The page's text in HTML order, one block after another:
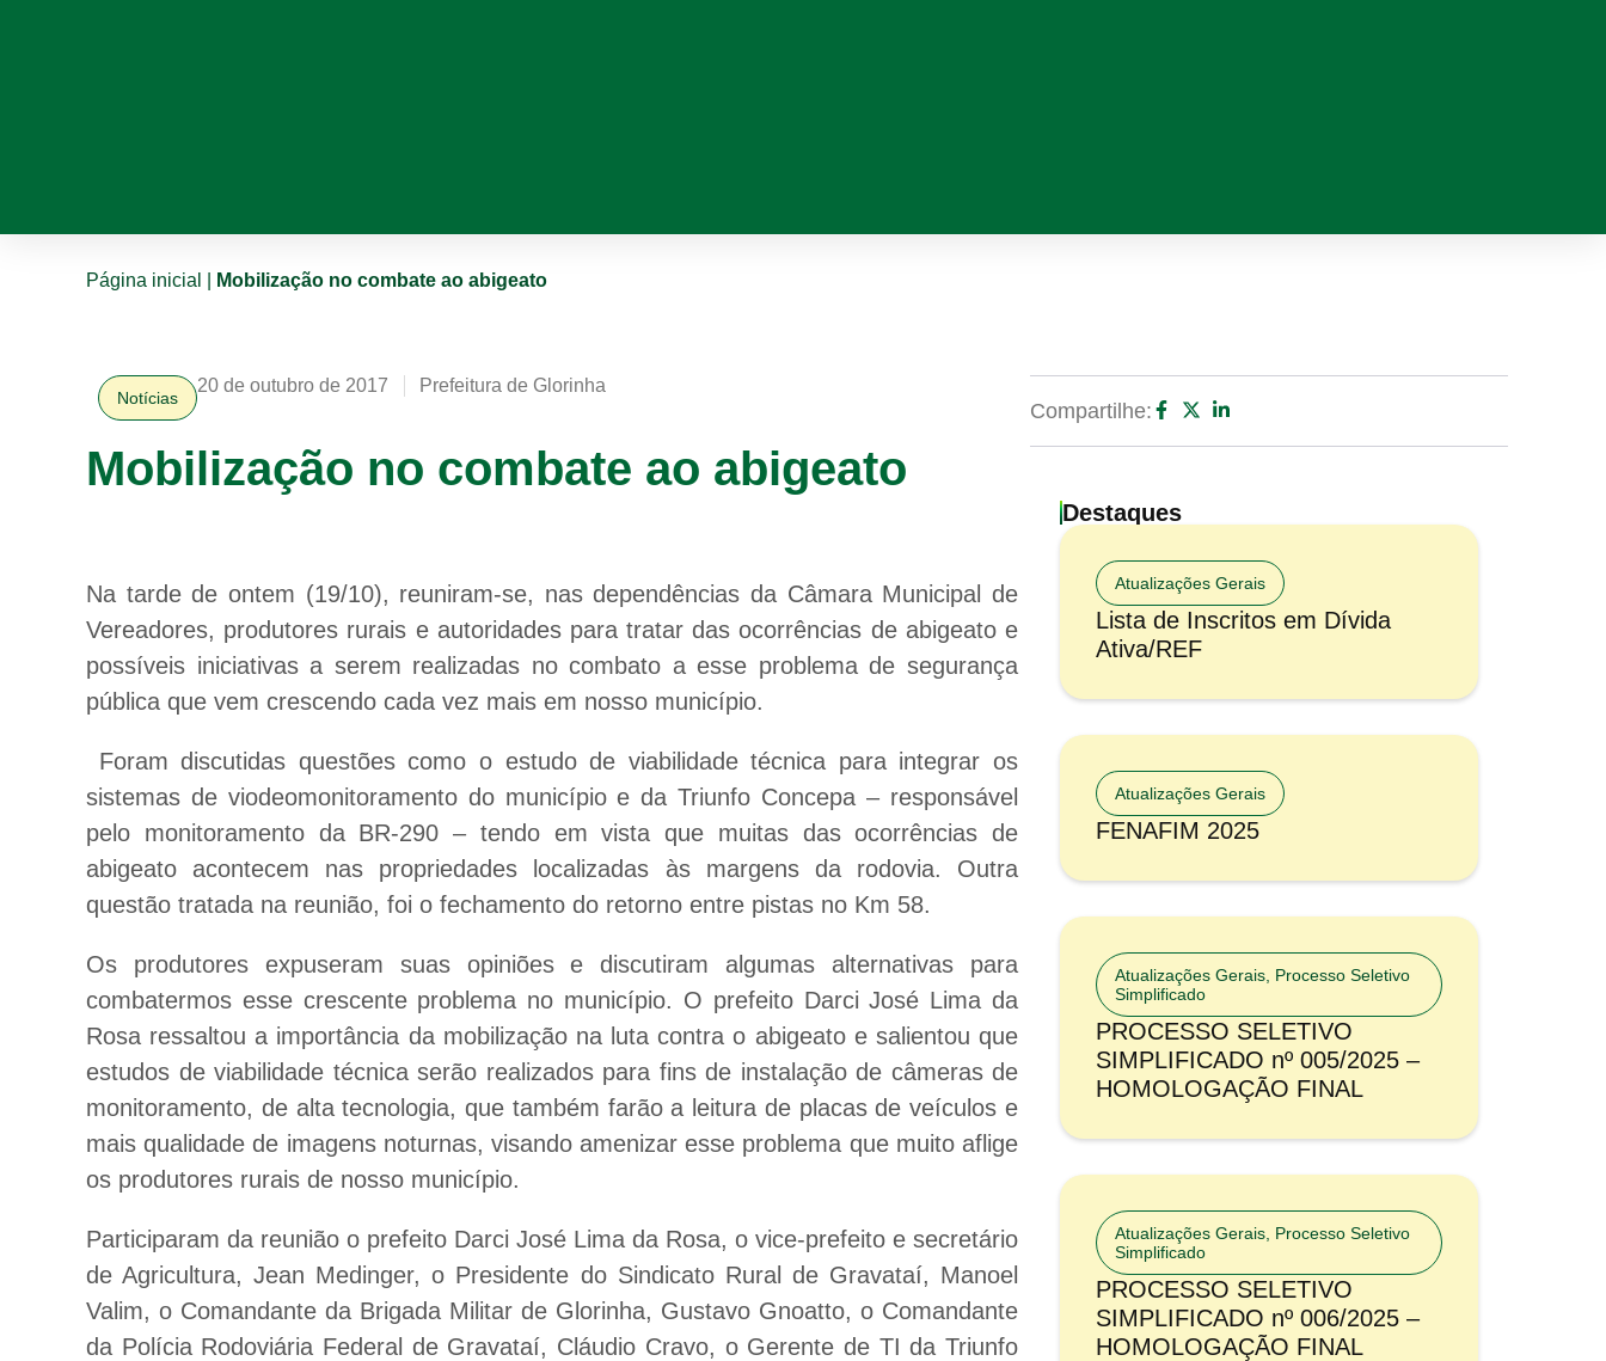
Página inicial Mobilização no combate ao abigeato
Notícias
20 de outubro de 2017 Prefeitura de Glorinha
Mobilização no combate ao abigeato
Na tarde de ontem (19/10), reuniram-se, nas dependências da Câmara Municipal de
Vereadores, produtores rurais e autoridades para tratar das ocorrências de abigeato e
possíveis iniciativas a serem realizadas no combato a esse problema de segurança
pública que vem crescendo cada vez mais em nosso município.
Foram discutidas questões como o estudo de viabilidade técnica para integrar os
sistemas de viodeomonitoramento do município e da Triunfo Concepa – responsável
pelo monitoramento da BR-290 – tendo em vista que muitas das ocorrências de
abigeato acontecem nas propriedades localizadas às margens da rodovia. Outra
questão tratada na reunião, foi o fechamento do retorno entre pistas no Km 58.
Os produtores expuseram suas opiniões e discutiram algumas alternativas para
combatermos esse crescente problema no município. O prefeito Darci José Lima da
Rosa ressaltou a importância da mobilização na luta contra o abigeato e salientou que
estudos de viabilidade técnica serão realizados para fins de instalação de câmeras de
monitoramento, de alta tecnologia, que também farão a leitura de placas de veículos e
mais qualidade de imagens noturnas, visando amenizar esse problema que muito aflige
os produtores rurais de nosso município.
Participaram da reunião o prefeito Darci José Lima da Rosa, o vice-prefeito e secretário
de Agricultura, Jean Medinger, o Presidente do Sindicato Rural de Gravataí, Manoel
Valim, o Comandante da Brigada Militar de Glorinha, Gustavo Gnoatto, o Comandante
da Polícia Rodoviária Federal de Gravataí, Cláudio Cravo, o Gerente de TI da Triunfo
Compartilhe:
Destaques
Atualizações Gerais
Lista de Inscritos em Dívida
Ativa/REF
Atualizações Gerais
FENAFIM 2025
Atualizações Gerais Processo Seletivo
Simplificado
PROCESSO SELETIVO
SIMPLIFICADO nº 005/2025 –
HOMOLOGAÇÃO FINAL
Atualizações Gerais Processo Seletivo
Simplificado
PROCESSO SELETIVO
SIMPLIFICADO nº 006/2025 –
HOMOLOGAÇÃO FINAL